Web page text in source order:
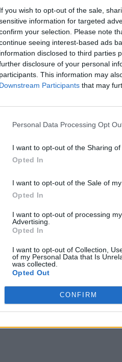
If you wish to opt-out of the sale,
information for targeted
your selection. Please note
seeing interest-based ads
information disclosed to third parties
disclosure of your personal
participants. This information may
Downstream Participants that may
Personal Data Processing Opt
I want to opt-out of the Sharing of
Opted In
I want to opt-out of the Sale of
Opted In
I want to opt-out of processing
Advertising.
Opted In
I want to opt-out of Collection,
of my Personal Data that Is
was collected.
Opted Out
CONFIRM
17 Ιουνίου
εμπορικό
Newsroom
–
Ιράν να
στη Μέση…